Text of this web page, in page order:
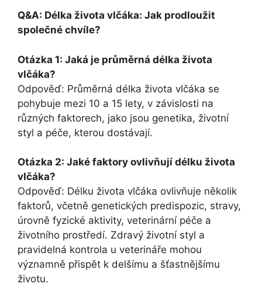
Q&A: Délka života vlčáka: Jak prodloužit
společné chvíle?
Otázka 1: Jaká je průměrná délka života
vlčáka?
Odpověď: Průměrná délka života vlčáka se
pohybuje mezi 10 a 15 lety, v závislosti na
různých faktorech, jako jsou genetika, životní
styl a péče, kterou dostávají.
Otázka 2: Jaké faktory ovlivňují délku života
vlčáka?
Odpověď: Délku života vlčáka ovlivňuje několik
faktorů, včetně genetických predispozic, stravy,
úrovně fyzické aktivity, veterinární péče a
životního prostředí. Zdravý životní styl a
pravidelná kontrola u veterináře mohou
významně přispět k delšímu a šťastnějšímu
životu.